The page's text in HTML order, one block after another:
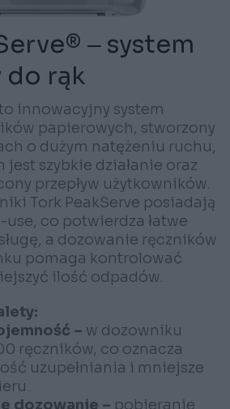
‒ system
do rąk
innowacyjny system
papierowych, stworzony
o dużym natężeniu ruchu,
szybkie działanie oraz
przepływ użytkowników.
Tork PeakServe posiadają
co potwierdza łatwe
a dozowanie ręczników
pomaga kontrolować
ilość odpadów.
– w dozowniku
ręczników, co oznacza
uzupełniania i mniejsze
dozowanie – pobieranie